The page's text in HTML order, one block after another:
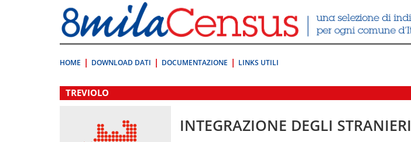
direttamente
a:
Contenuto
HOME DOWNLOAD DATI DOCUMENTAZIONE LINKS UTILI
.
TREVIOLO
INTEGRAZIONE DEGLI STRANIERI